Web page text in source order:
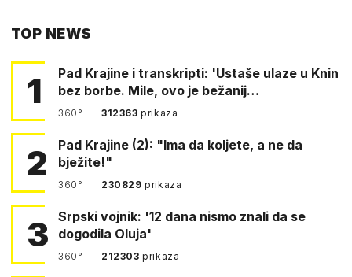
TOP NEWS
1
Pad Krajine i transkripti: 'Ustaše ulaze u Knin
bez borbe. Mile, ovo je bežanij…
360° 312363prikaza
2
Pad Krajine (2): "Ima da koljete, a ne da
bježite!"
360° 230829prikaza
3
Srpski vojnik: '12 dana nismo znali da se
dogodila Oluja'
360° 212303prikaza